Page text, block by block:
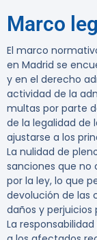
Marco
El marco
en Madrid se
y en el derecho
actividad de la
multas por parte
de la legalidad de
ajustarse a los
La nulidad de
sanciones que no
por la ley, lo que
devolución de las
daños y perjuicios
La